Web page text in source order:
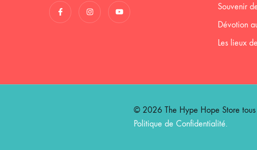
Souvenir
Dévotion
Les lieux
© 2026 The Hype Hope Store
Politique de Confidentialité.